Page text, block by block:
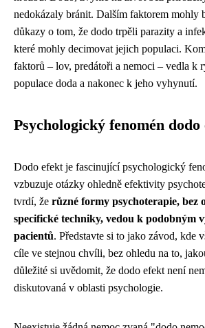
nedokázaly bránit. Dalším faktorem mohly
důkazy o tom, že dodo trpěli parazity a
které mohly decimovat jejich populaci.
faktorů – lov, predátoři a nemoci – vedla k
populace doda a nakonec k jeho vyhynutí.
Psychologický fenomén dodo
Dodo efekt je fascinující psychologický
vzbuzuje otázky ohledně efektivity
tvrdí, že různé formy psychoterapie, bez
specifické techniky, vedou k podobným
pacientů. Představte si to jako závod, kde
cíle ve stejnou chvíli, bez ohledu na to,
důležité si uvědomit, že dodo efekt není
diskutovaná v oblasti psychologie.